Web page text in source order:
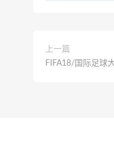
上一篇
FIFA18/国际足球